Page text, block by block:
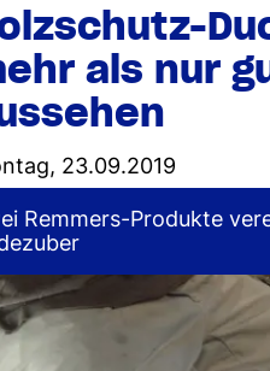
als nur
23.09.2019
Remmers-Produkte